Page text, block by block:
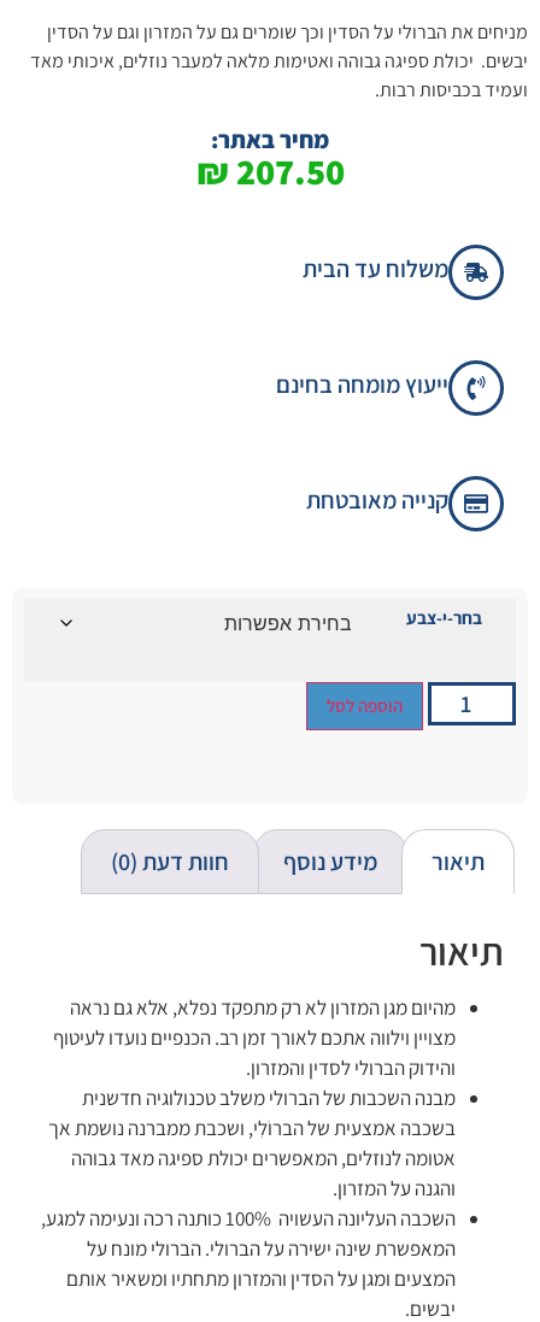
מניחים את הברולי על הסדין וכך שומרים גם על המזרון וגם על הסדין
יבשים. יכולת ספיגה גבוהה ואטימות מלאה למעבר נוזלים, איכותי מאד
ועמיד בכביסות רבות.
מחיר באתר:
207.50
₪
משלוח עד הבית
ייעוץ מומחה בחינם
קנייה מאובטחת
בחר-י-צבע
הוספה לסל
תיאור מידע נוסף חוות דעת (0)
תיאור
מהיום מגן המזרון לא רק מתפקד נפלא, אלא גם נראה
מצויין וילווה אתכם לאורך זמן רב. הכנפיים נועדו לעיטוף
והידוק הברולי לסדין והמזרון.
מבנה השכבות של הברולי משלב טכנולוגיה חדשנית
בשכבה אמצעית של הברוֹלִי, ושכבת ממברנה נושמת אך
אטומה לנוזלים, המאפשרים יכולת ספיגה מאד גבוהה
והגנה על המזרון.
השכבה העליונה העשויה 100% כותנה רכה ונעימה למגע,
המאפשרת שינה ישירה על הברולי. הברולי מונח על
המצעים ומגן על הסדין והמזרון מתחתיו ומשאיר אותם
יבשים.